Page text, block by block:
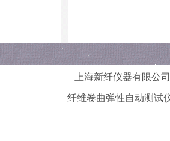
上海新纤仪器有限公司
纤维卷曲弹性自动测试